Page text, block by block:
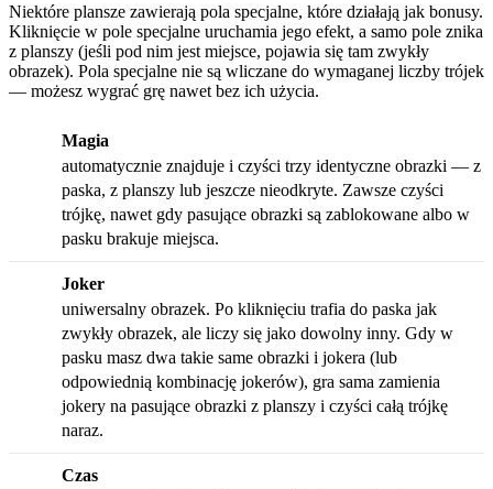
Niektóre plansze zawierają pola specjalne, które działają jak bonusy.
Kliknięcie w pole specjalne uruchamia jego efekt, a samo pole znika
z planszy (jeśli pod nim jest miejsce, pojawia się tam zwykły
obrazek). Pola specjalne nie są wliczane do wymaganej liczby trójek
— możesz wygrać grę nawet bez ich użycia.
Magia
automatycznie znajduje i czyści trzy identyczne obrazki — z
paska, z planszy lub jeszcze nieodkryte. Zawsze czyści
trójkę, nawet gdy pasujące obrazki są zablokowane albo w
pasku brakuje miejsca.
Joker
uniwersalny obrazek. Po kliknięciu trafia do paska jak
zwykły obrazek, ale liczy się jako dowolny inny. Gdy w
pasku masz dwa takie same obrazki i jokera (lub
odpowiednią kombinację jokerów), gra sama zamienia
jokery na pasujące obrazki z planszy i czyści całą trójkę
naraz.
Czas